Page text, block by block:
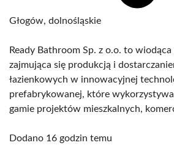
Głogów, dolnośląskie
Ready Bathroom Sp. z o.o. to wiodąca
zajmująca się produkcją i
łazienkowych w innowacyjnej
prefabrykowanej, które
gamie projektów mieszkalnych,
Dodano 16 godzin temu